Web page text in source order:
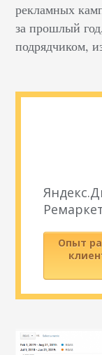
рекламных
за прошлый
подрядчиком,
Опыт